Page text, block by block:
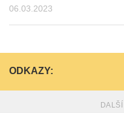
06.03.2023
ODKAZY: